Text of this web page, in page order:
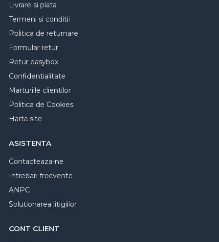
Livrare si plata
Termeni si conditii
Politica de returnare
Formular retur
Retur easybox
Confidentialitate
Marturiile clientilor
Politica de Cookies
Harta site
ASISTENTA
Contacteaza-ne
Intrebari frecvente
ANPC
Solutionarea litigiilor
CONT CLIENT